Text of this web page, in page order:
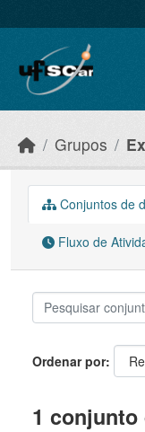
Grupos
Conjuntos de
Fluxo de
Ordenar por
1 conjunto